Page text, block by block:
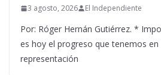
3 agosto, 2026 El Independiente
Por: Róger Hernán Gutiérrez. *
es hoy el progreso que tenemos
representación